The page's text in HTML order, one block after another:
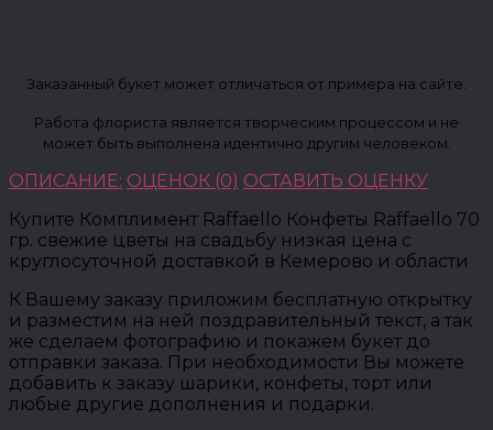
Заказанный букет может отличаться от примера на сайте.
Работа флориста является творческим процессом и не
может быть выполнена идентично другим человеком.
ОПИСАНИЕ: ОЦЕНОК (0) ОСТАВИТЬ ОЦЕНКУ
Купите Комплимент Raffaello Конфеты Raffaello 70
гр. свежие цветы на свадьбу низкая цена с
круглосуточной доставкой в Кемерово и области
К Вашему заказу приложим бесплатную открытку
и разместим на ней поздравительный текст, а так
же сделаем фотографию и покажем букет до
отправки заказа. При необходимости Вы можете
добавить к заказу шарики, конфеты, торт или
любые другие дополнения и подарки.